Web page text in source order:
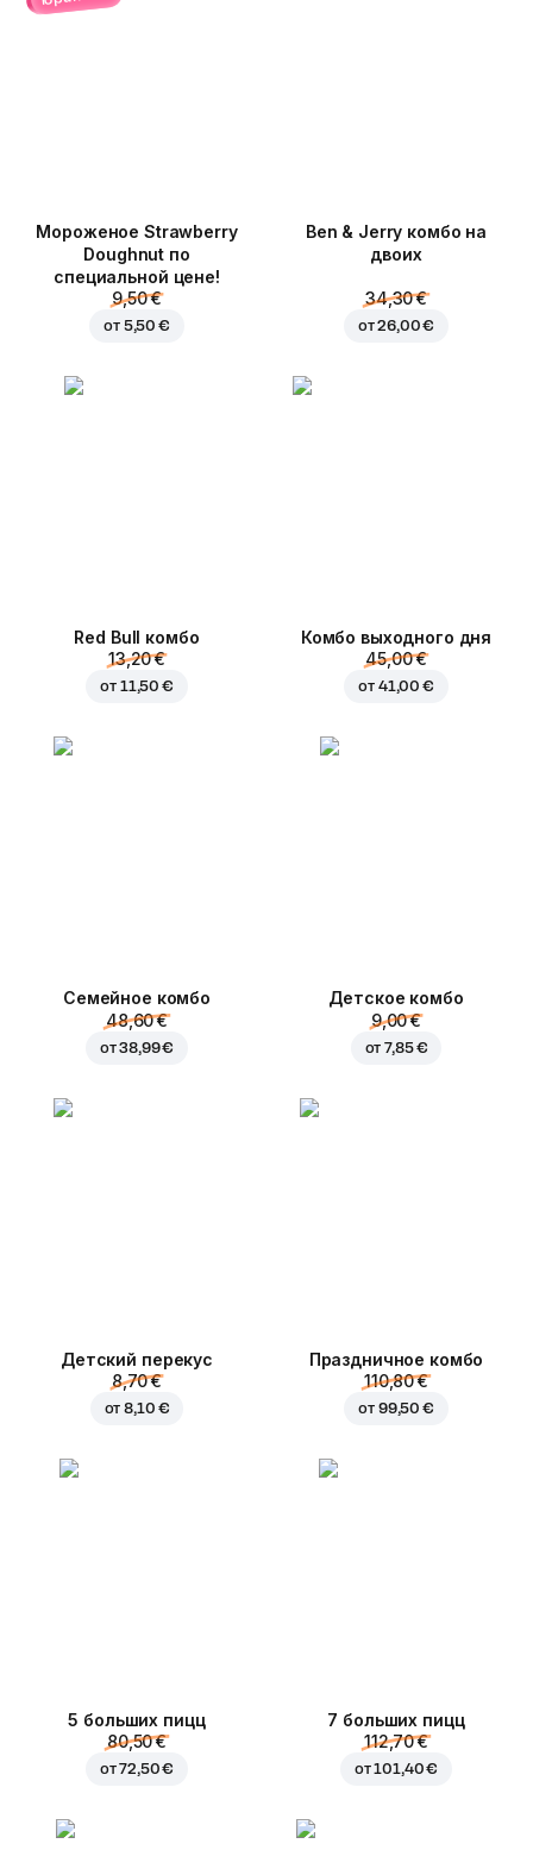
Мороженое Strawberry
Doughnut по
специальной цене!
9,50 €
от 5,50 €
Ben & Jerry комбо на
двоих
34,30 €
от26,00 €
Red Bull комбо
13,20 €
от 11,50 €
Комбо выходного дня
45,00 €
от 41,00 €
Семейное комбо
48,60 €
от38,99 €
Детское комбо
9,00 €
от7,85 €
Детский перекус
8,70 €
от8,10 €
Праздничное комбо
110,80 €
от 99,50 €
5 больших пицц
80,50 €
от72,50 €
7 больших пицц
112,70 €
от101,40 €